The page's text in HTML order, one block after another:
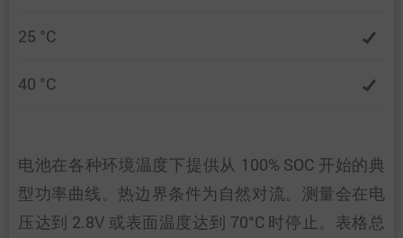
25 °C
40 °C
电池在各种环境温度下提供从 100% SOC 开始的典
型功率曲线。热边界条件为自然对流。测量会在电
压达到 2.8V 或表面温度达到 70°C 时停止。表格总